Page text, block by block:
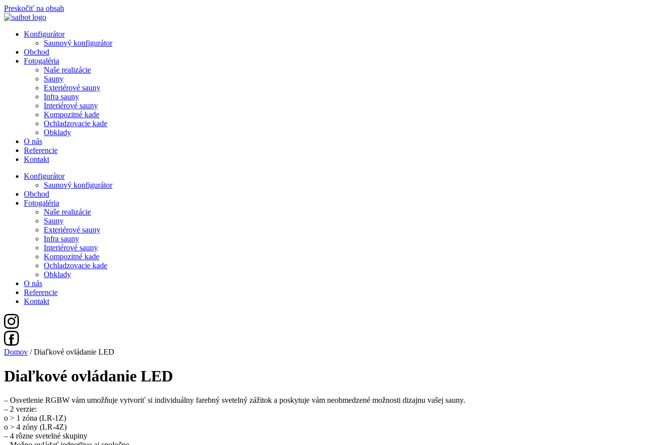
Preskočiť na obsah
Konfigurátor
Saunový konfigurátor
Obchod
Fotogaléria
Naše realizácie
Sauny
Exteriérové sauny
Infra sauny
Interiérové sauny
Kompozitné kade
Ochladzovacie kade
Obklady
O nás
Referencie
Kontakt
Konfigurátor
Saunový konfigurátor
Obchod
Fotogaléria
Naše realizácie
Sauny
Exteriérové sauny
Infra sauny
Interiérové sauny
Kompozitné kade
Ochladzovacie kade
Obklady
O nás
Referencie
Kontakt
Domov / Diaľkové ovládanie LED
Diaľkové ovládanie LED
– Osvetlenie RGBW vám umožňuje vytvoriť si individuálny farebný svetelný zážitok a poskytuje vám neobmedzené možnosti dizajnu vašej sauny.
– 2 verzie:
o > 1 zóna (LR-1Z)
o > 4 zóny (LR-4Z)
– 4 rôzne svetelné skupiny